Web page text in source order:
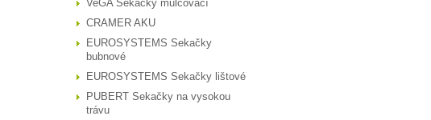
VeGA Sekačky mulčovací
CRAMER AKU
EUROSYSTEMS Sekačky
bubnové
EUROSYSTEMS Sekačky lištové
PUBERT Sekačky na vysokou
trávu